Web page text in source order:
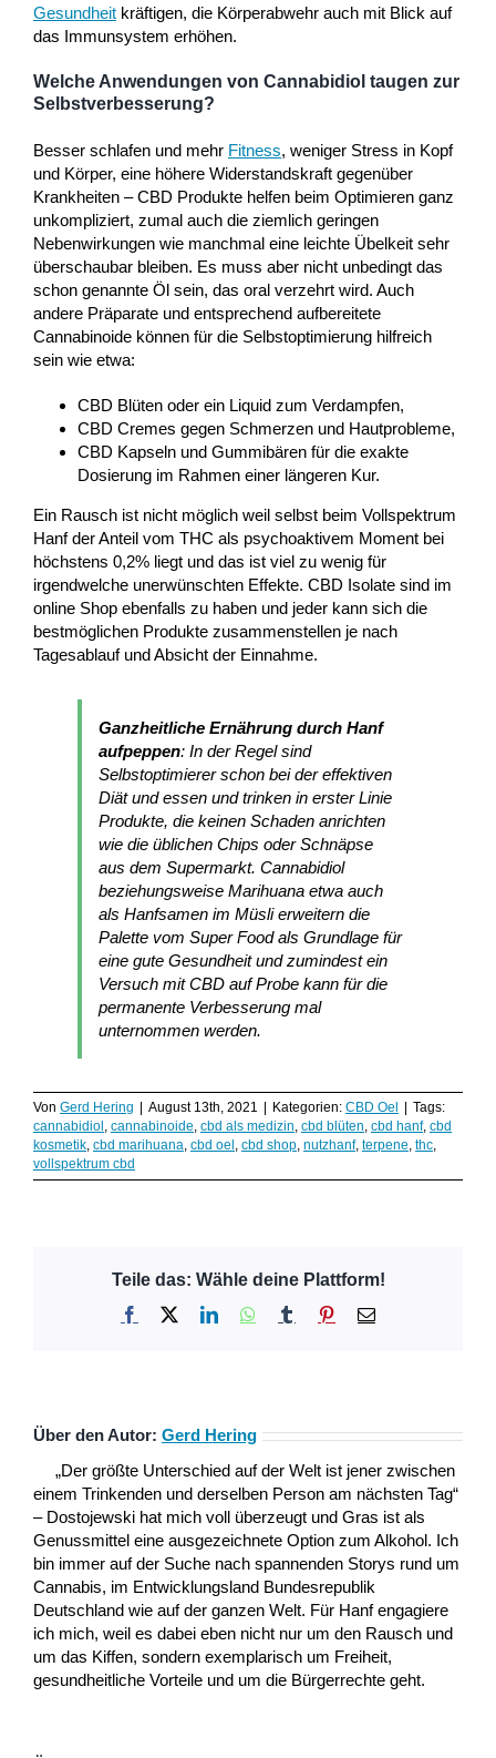
Gesundheit kräftigen, die Körperabwehr auch mit Blick auf
das Immunsystem erhöhen.
Welche Anwendungen von Cannabidiol taugen zur
Selbstverbesserung?
Besser schlafen und mehr Fitness, weniger Stress in Kopf
und Körper, eine höhere Widerstandskraft gegenüber
Krankheiten – CBD Produkte helfen beim Optimieren ganz
unkompliziert, zumal auch die ziemlich geringen
Nebenwirkungen wie manchmal eine leichte Übelkeit sehr
überschaubar bleiben. Es muss aber nicht unbedingt das
schon genannte Öl sein, das oral verzehrt wird. Auch
andere Präparate und entsprechend aufbereitete
Cannabinoide können für die Selbstoptimierung hilfreich
sein wie etwa:
CBD Blüten oder ein Liquid zum Verdampfen,
CBD Cremes gegen Schmerzen und Hautprobleme,
CBD Kapseln und Gummibären für die exakte
Dosierung im Rahmen einer längeren Kur.
Ein Rausch ist nicht möglich weil selbst beim Vollspektrum
Hanf der Anteil vom THC als psychoaktivem Moment bei
höchstens 0,2% liegt und das ist viel zu wenig für
irgendwelche unerwünschten Effekte. CBD Isolate sind im
online Shop ebenfalls zu haben und jeder kann sich die
bestmöglichen Produkte zusammenstellen je nach
Tagesablauf und Absicht der Einnahme.
Ganzheitliche Ernährung durch Hanf
aufpeppen: In der Regel sind
Selbstoptimierer schon bei der effektiven
Diät und essen und trinken in erster Linie
Produkte, die keinen Schaden anrichten
wie die üblichen Chips oder Schnäpse
aus dem Supermarkt. Cannabidiol
beziehungsweise Marihuana etwa auch
als Hanfsamen im Müsli erweitern die
Palette vom Super Food als Grundlage für
eine gute Gesundheit und zumindest ein
Versuch mit CBD auf Probe kann für die
permanente Verbesserung mal
unternommen werden.
Von Gerd Hering August 13th, 2021 Kategorien: CBD Oel
Tags:
cannabidiol , cannabinoide, cbd als medizin, cbd blüten, cbd hanf, cbd
kosmetik, cbd marihuana, cbd oel , cbd shop, nutzhanf, terpene, thc,
vollspektrum cbd
Teile das: Wähle deine Plattform!
Facebook LinkedInWhatsApp
Tumblr Pinterest
E-
Über den Autor: Gerd Hering
„Der größte Unterschied auf der Welt ist jener zwischen
einem Trinkenden und derselben Person am nächsten Tag“
– Dostojewski hat mich voll überzeugt und Gras ist als
Genussmittel eine ausgezeichnete Option zum Alkohol. Ich
bin immer auf der Suche nach spannenden Storys rund um
Cannabis, im Entwicklungsland Bundesrepublik
Deutschland wie auf der ganzen Welt. Für Hanf engagiere
ich mich, weil es dabei eben nicht nur um den Rausch und
um das Kiffen, sondern exemplarisch um Freiheit,
gesundheitliche Vorteile und um die Bürgerrechte geht.